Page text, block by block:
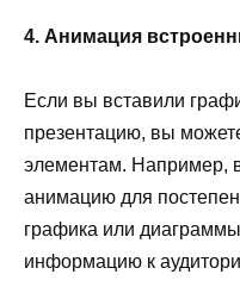
4. Анимация
Если вы вставили
презентацию, вы
элементам. Например,
анимацию для
графика или
информацию к